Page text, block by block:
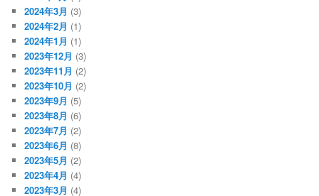
2024年3月 (3)
2024年2月 (1)
2024年1月 (1)
2023年12月 (3)
2023年11月 (2)
2023年10月 (2)
2023年9月 (5)
2023年8月 (6)
2023年7月 (2)
2023年6月 (8)
2023年5月 (2)
2023年4月 (4)
2023年3月 (4)